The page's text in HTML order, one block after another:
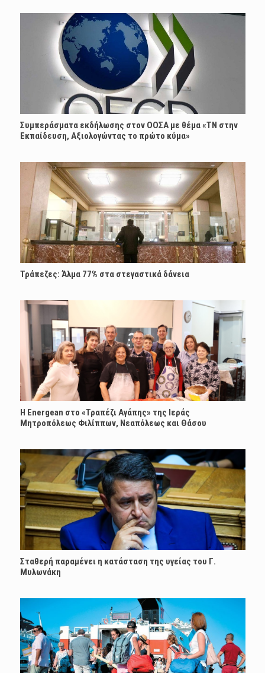
Συμπεράσματα εκδήλωσης στον ΟΟΣΑ με θέμα «ΤΝ στην
Εκπαίδευση, Αξιολογώντας το πρώτο κύμα»
Τράπεζες: Άλμα 77% στα στεγαστικά δάνεια
H Energean στο «Τραπέζι Αγάπης» της Ιεράς
Μητροπόλεως Φιλίππων, Νεαπόλεως και Θάσου
Σταθερή παραμένει η κατάσταση της υγείας του Γ.
Μυλωνάκη